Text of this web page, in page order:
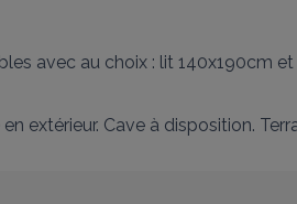
avec au choix : lit 140x190cm
extérieur. Cave à disposition.